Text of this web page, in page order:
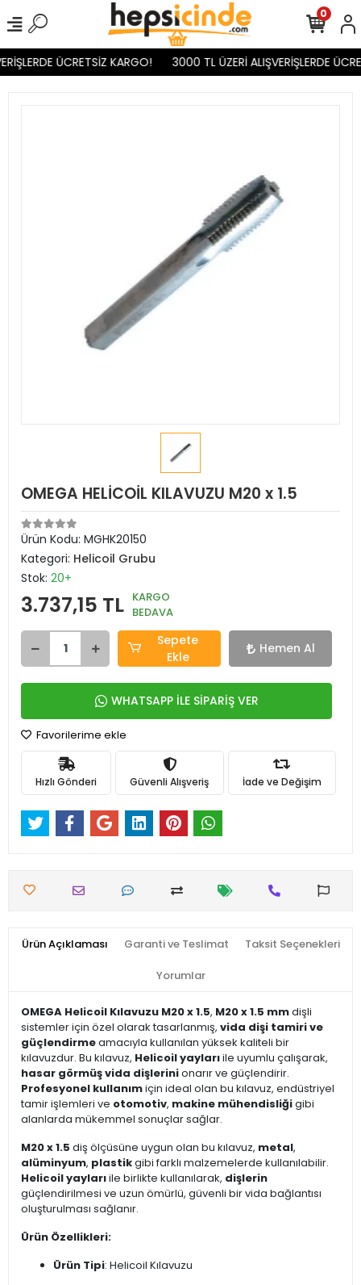
ÜCRETSİZ KARGO! 3000 TL ÜZERİ ALIŞVERİŞLERDE
0
OMEGA HELİCOİL KILAVUZU M20 x 1.5
Ürün Kodu: MGHK20150
Kategori: Helicoil Grubu
Stok: 20+
3.737,15 TL KARGO
BEDAVA
Sepete
Ekle
Hemen Al
WHATSAPP İLE SİPARİŞ VER
Favorilerime ekle
Hızlı Gönderi Güvenli Alışveriş İade ve Değişim
Ürün Açıklaması Garanti ve Teslimat Taksit Seçenekleri
Yorumlar
OMEGA Helicoil Kılavuzu M20 x 1.5, M20 x 1.5 mmdişli
sistemler için özel olarak tasarlanmış, vida dişi tamiri ve
güçlendirmeamacıyla kullanılan yüksek kaliteli bir
kılavuzdur. Bu kılavuz, Helicoil yaylarıile uyumlu çalışarak,
hasar görmüş vida dişlerinionarır ve güçlendirir.
Profesyonel kullanımiçin ideal olan bu kılavuz, endüstriyel
tamir işlemleri ve otomotiv, makine mühendisliğigibi
alanlarda mükemmel sonuçlar sağlar.
M20 x 1.5 diş ölçüsüne uygun olan bu kılavuz, metal,
alüminyum, plastikgibi farklı malzemelerde kullanılabilir.
Helicoil yaylarıile birlikte kullanılarak, dişlerin
güçlendirilmesi ve uzun ömürlü, güvenli bir vida bağlantısı
oluşturulması sağlanır.
Ürün Özellikleri:
Ürün Tipi: Helicoil Kılavuzu